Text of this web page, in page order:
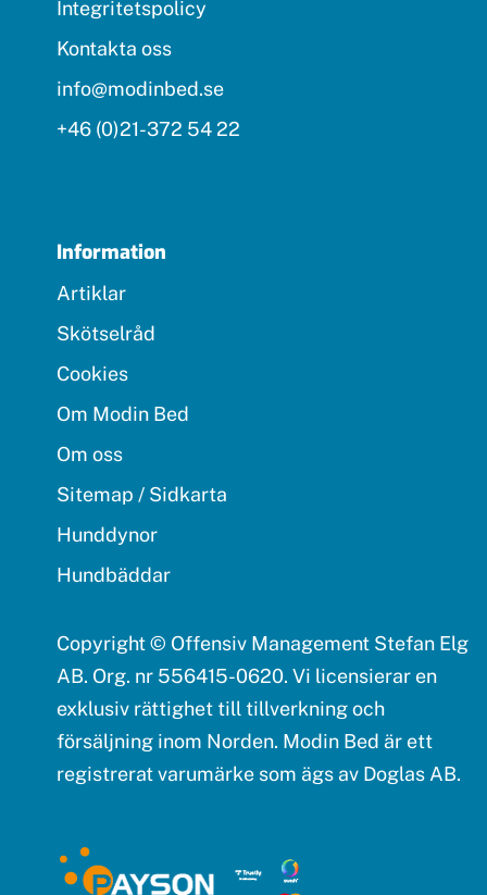
Integritetspolicy
Kontakta oss
info@modinbed.se
+46 (0)21-372 54 22
Information
Artiklar
Skötselråd
Cookies
Om Modin Bed
Om oss
Sitemap / Sidkarta
Hunddynor
Hundbäddar
Copyright © Offensiv Management Stefan Elg
AB. Org. nr 556415-0620. Vi licensierar en
exklusiv rättighet till tillverkning och
försäljning inom Norden. Modin Bed är ett
registrerat varumärke som ägs av Doglas AB.